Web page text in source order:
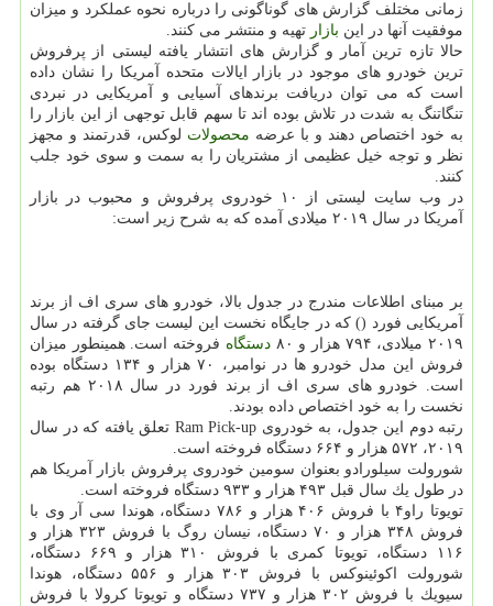
زمانی مختلف گزارش های گوناگونی را درباره نحوه عملكرد و میزان
موفقیت آنها در این بازار تهیه و منتشر می كنند.
حالا تازه ترین آمار و گزارش های انتشار یافته لیستی از پرفروش
ترین خودرو های موجود در بازار ایالات متحده آمریكا را نشان داده
است كه می توان دریافت برندهای آسیایی و آمریكایی در نبردی
تنگاتنگ به شدت در تلاش بوده اند تا سهم قابل توجهی از این بازار را
به خود اختصاص دهند و با عرضه محصولات لوكس، قدرتمند و مجهز
نظر و توجه خیل عظیمی از مشتریان را به سمت و سوی خود جلب
كنند.
در وب سایت لیستی از ۱۰ خودروی پرفروش و محبوب در بازار
آمریكا در سال ۲۰۱۹ میلادی آمده كه به شرح زیر است:
بر مبنای اطلاعات مندرج در جدول بالا، خودرو های سری اف از برند
آمریكایی فورد () كه در جایگاه نخست این لیست جای گرفته در سال
۲۰۱۹ میلادی، ۷۹۴ هزار و ۸۰
دستگاه فروخته است. همینطور میزان
فروش این مدل خودرو ها در نوامبر، ۷۰ هزار و ۱۳۴ دستگاه بوده
است. خودرو های سری اف از برند فورد در سال ۲۰۱۸ هم رتبه
نخست را به خود اختصاص داده بودند.
رتبه دوم این جدول، به خودروی Ram Pick-up تعلق یافته كه در سال
۲۰۱۹، ۵۷۲ هزار و ۶۶۴ دستگاه فروخته است.
شورولت سیلورادو بعنوان سومین خودروی پرفروش بازار آمریكا هم
در طول یك سال قبل ۴۹۳ هزار و ۹۳۳ دستگاه فروخته است.
تویوتا راو۴ با فروش ۴۰۶ هزار و ۷۸۶ دستگاه، هوندا سی آر وی با
فروش ۳۴۸ هزار و ۷۰ دستگاه، نیسان روگ با فروش ۳۲۳ هزار و
۱۱۶ دستگاه، تویوتا كمری با فروش ۳۱۰ هزار و ۶۶۹ دستگاه،
شورولت اكوئینوكس با فروش ۳۰۳ هزار و ۵۵۶ دستگاه، هوندا
سیویك با فروش ۳۰۲ هزار و ۷۳۷ دستگاه و تویوتا كرولا با فروش